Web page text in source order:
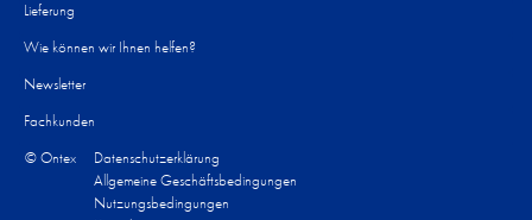
Lieferung
Wie können wir Ihnen helfen?​
Newsletter
Fachkunden
© Ontex
Datenschutzerklärung
Allgemeine Geschäftsbedingungen
Nutzungsbedingungen